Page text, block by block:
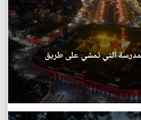
التي تمشي على طريق